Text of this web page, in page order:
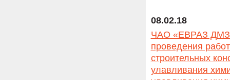
08.02.18
ЧАО «ЕВРАЗ ДМЗ»
проведения
строительных
улавливания